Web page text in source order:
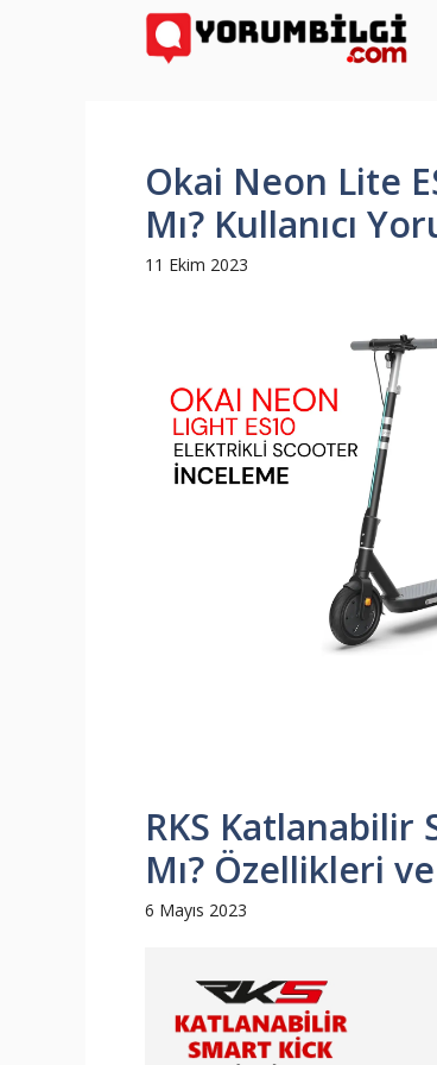
Okai Neon Lite
Mı? Kullanıcı
11 Ekim 2023
RKS Katlanabilir
Mı? Özellikleri
6 Mayıs 2023